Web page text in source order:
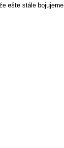
ešte stále bojujeme.